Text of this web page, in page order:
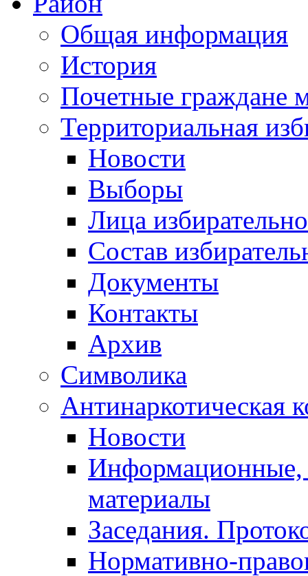
Общая информация
История
Почетные граждане
Территориальная
Новости
Выборы
Лица
Состав
Документы
Контакты
Архив
Символика
Антинаркотическая
Новости
Информационные,
материалы
Заседания.
Нормативно-